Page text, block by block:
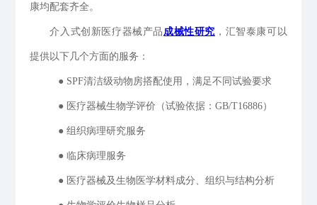
康均配套齐全。
介入式创新医疗器械产品 成械性研究 ，汇智泰康可以
提供以下几个方面的服务：
● SPF清洁级动物房搭配使用，满足不同试验要求
● 医疗器械生物学评价（试验依据：GB/T16886）
● 组织病理研究服务
● 临床病理服务
● 医疗器械及生物医学材料成分、组织与结构分析